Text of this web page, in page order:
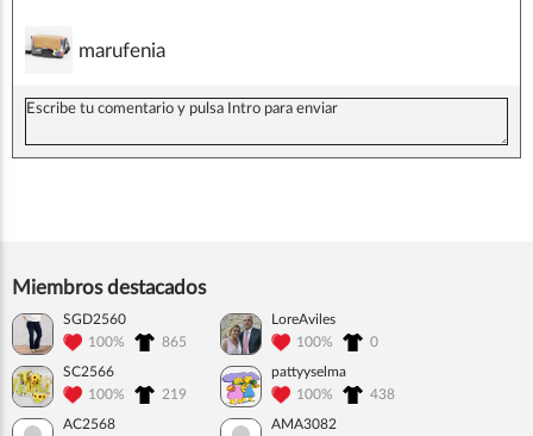
marufenia
Miembros destacados
SGD2560
100%
865
LoreAviles
100%
0
SC2566
100%
219
pattyyselma
100%
438
AC2568
AMA3082